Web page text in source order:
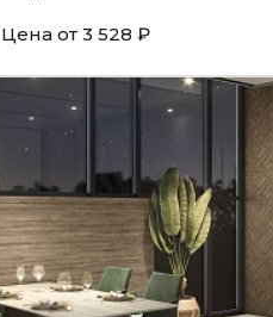
Цена от 3 528 ₽